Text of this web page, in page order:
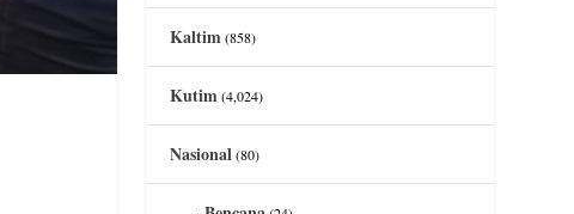
Kaltim(858)
Kutim(4,024)
Nasional(80)